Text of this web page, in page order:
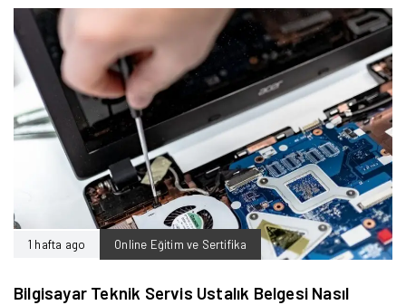
1 hafta ago Online Eğitim ve Sertifika
Bilgisayar Teknik Servis Ustalık Belgesi Nasıl